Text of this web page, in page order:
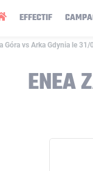
EFFECTIF
Góra vs Arka Gdynia le
ENEA